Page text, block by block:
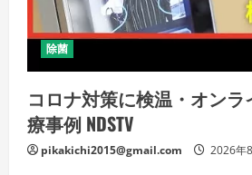
除菌
コロナ対策に検温・オン
療事例 NDSTV
pikakichi2015@gmail.com 2026年